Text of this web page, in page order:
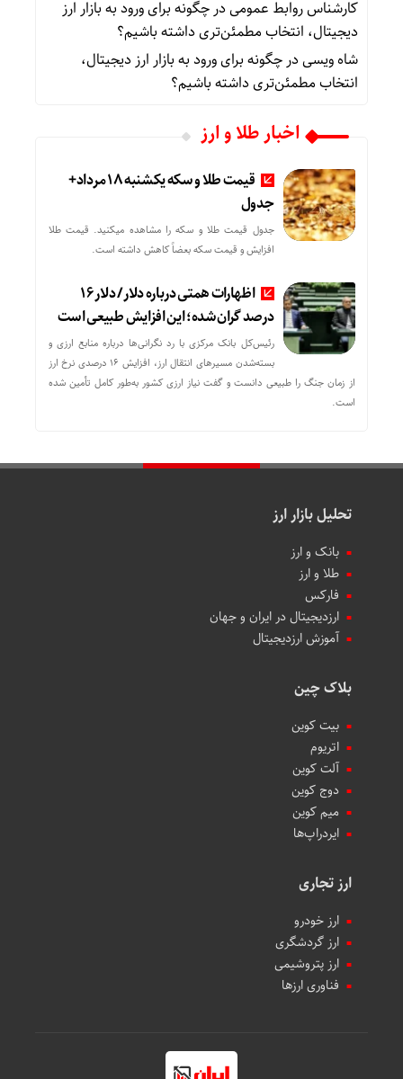
کارشناس روابط عمومیدرچگونه برای ورود به بازار ارز
دیجیتال، انتخاب مطمئن‌تری داشته باشیم؟
شاه ویسیدرچگونه برای ورود به بازار ارز دیجیتال،
انتخاب مطمئن‌تری داشته باشیم؟
اخبار طلا و ارز
قیمت طلا و سکه یکشنبه 18 مرداد+
جدول
جدول قیمت طلا و سکه را مشاهده میکنید. قیمت‌ طلا
افزایش و قیمت سکه بعضاً کاهش داشته است.
اظهارات همتی درباره دلار/ دلار ۱۶
درصد گران شده؛ این افزایش طبیعی است
رئیس‌کل بانک مرکزی با رد نگرانی‌ها درباره منابع ارزی و
بسته‌شدن مسیرهای انتقال ارز، افزایش ۱۶ درصدی نرخ ارز
از زمان جنگ را طبیعی دانست و گفت نیاز ارزی کشور به‌طور کامل تأمین شده
است.
تحلیل بازار ارز
بانک و ارز
طلا و ارز
فارکس
ارزدیجیتال در ایران و جهان
آموزش ارزدیجیتال
بلاک چین
بیت کوین
اتریوم
آلت کوین
دوج کوین
میم کوین‌
ایردراپ‌ها
ارز تجاری
ارز خودرو
ارز گردشگری
ارز پتروشیمی
فناوری ارزها